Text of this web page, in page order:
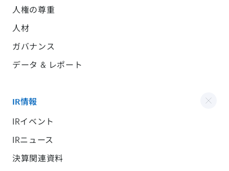
人権の尊重
人材
ガバナンス
データ & レポート
IR情報
IRイベント
IRニュース
決算関連資料